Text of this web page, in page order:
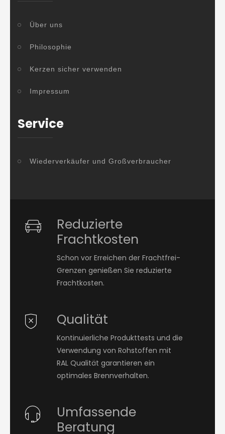
Über uns
Philosophie
Kerzen sicher verwenden
Impressum
Service
Wiederverkäufer und Großverbraucher
Reduzierte
Frachtkosten
Schon vor Erreichen der Frachtfrei-
Grenzen genießen Sie reduzierte
Frachtkosten.
Qualität
Kontinuierliche Produkttests und die
Verwendung von Rohstoffen mit
RAL Qualität garantieren ein
optimales Brennverhalten.
Umfassende
Beratung